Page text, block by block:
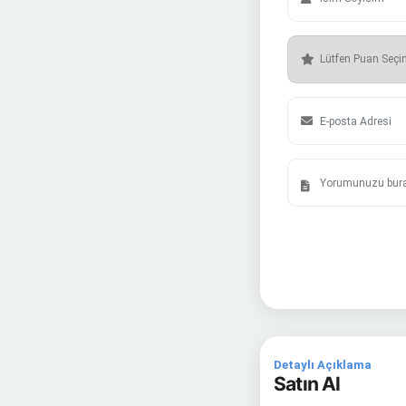
Detaylı Açıklama
Satın Al